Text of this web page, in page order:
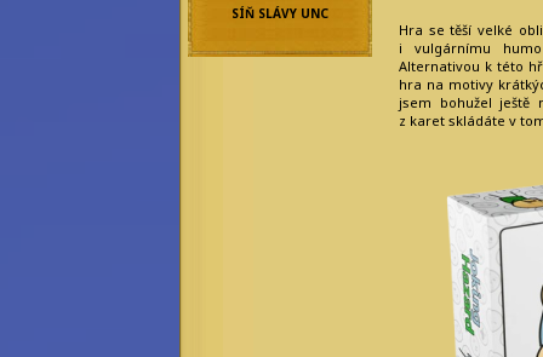
Enola Gatito
Frobisherová
SÍŇ SLÁVY UNC
Hra se těší velké
i vulgárnímu
Alternativou k této
hra na motivy
jsem bohužel ještě
z karet skládáte v